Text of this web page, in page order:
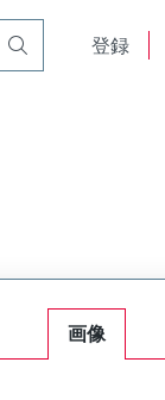
登録
Mount Receptacle
画像